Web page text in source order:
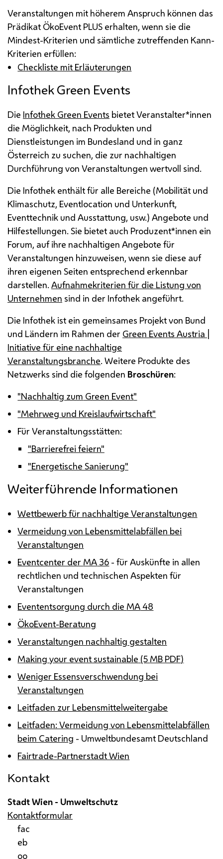
Veranstaltungen mit höherem Anspruch können das
Prädikat ÖkoEvent PLUS erhalten, wenn sie die
Mindest-Kriterien und sämtliche zutreffenden Kann-
Kriterien erfüllen:
Checkliste mit Erläuterungen
InfothekGreen Events
Die Infothek Green Events bietet Veranstalter*innen
die Möglichkeit, nach Produkten und
Dienstleistungen im Bundesland und in ganz
Österreich zu suchen, die zur nachhaltigen
Durchführung von Veranstaltungen wertvoll sind.
Die Infothek enthält für alle Bereiche (Mobilität und
Klimaschutz, Eventlocation und Unterkunft,
Eventtechnik und Ausstattung, usw.) Angebote und
Hilfestellungen. Sie bietet auch Produzent*innen ein
Forum, auf ihre nachhaltigen Angebote für
Veranstaltungen hinzuweisen, wenn sie diese auf
ihren eigenen Seiten entsprechend erkennbar
darstellen. Aufnahmekriterien für die Listung von
Unternehmen sind in der Infothek angeführt.
Die Infothek ist ein gemeinsames Projekt von Bund
und Ländern im Rahmen der Green Events Austria
Initiative für eine nachhaltige
Veranstaltungsbranche. Weitere Produkte des
Netzwerks sind die folgenden Broschüren:
"Nachhaltig zum Green Event"
"Mehrweg und Kreislaufwirtschaft"
Für Veranstaltungsstätten:
"Barrierefrei feiern"
"Energetische Sanierung"
Weiterführende Informationen
Wettbewerb für nachhaltige Veranstaltungen
Vermeidung von Lebensmittelabfällen bei
Veranstaltungen
Eventcenter der MA36 - für Auskünfte in allen
rechtlichen und technischen Aspekten für
Veranstaltungen
Evententsorgung durch die MA48
ÖkoEvent-Beratung
Veranstaltungen nachhaltig gestalten
Making your event sustainable (5 MB PDF)
Weniger Essensverschwendung bei
Veranstaltungen
Leitfaden zur Lebensmittelweitergabe
Leitfaden: Vermeidung von Lebensmittelabfällen
beim Catering - Umweltbundesamt Deutschland
Fairtrade-Partnerstadt Wien
Kontakt
Stadt Wien - Umweltschutz
Kontaktformular
fac
eb
oo